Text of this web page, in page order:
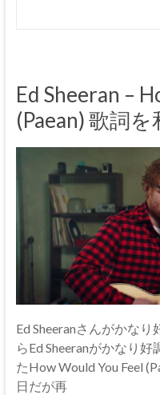
Ed Sheeran –
(Paean) 歌詞
Ed Sheeranさんがかな
らEd Sheeranがかなり
たHow Would You Feel
日だが再